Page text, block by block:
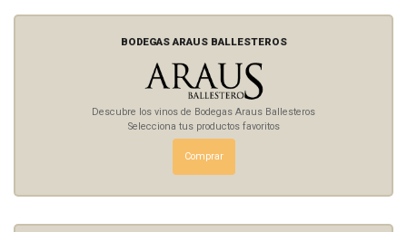
BODEGAS ARAUS BALLESTEROS
Descubre los vinos de Bodegas Araus Ballesteros
Selecciona tus productos favoritos
Comprar